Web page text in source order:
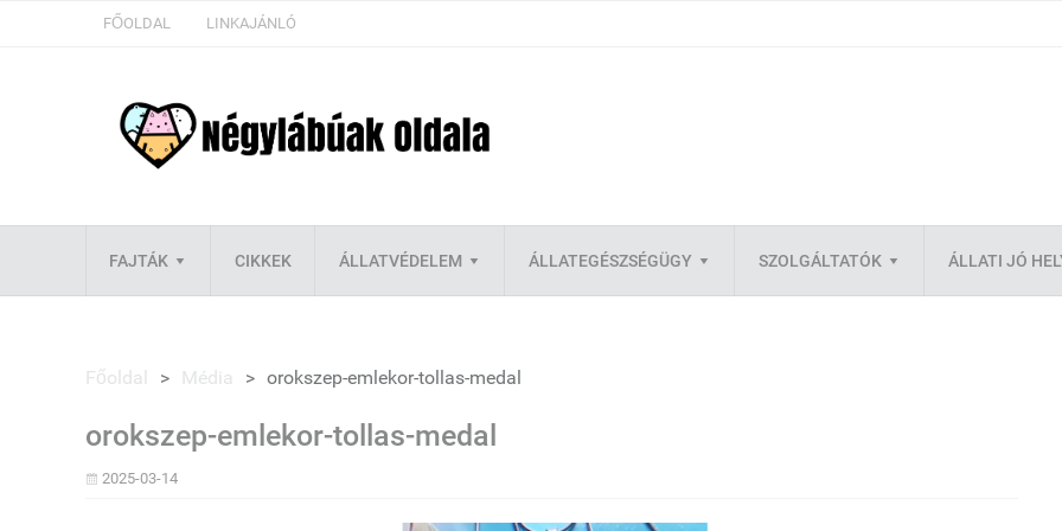
FŐOLDAL LINKAJÁNLÓ
FAJTÁK CIKKEK ÁLLATVÉDELEM ÁLLATEGÉSZSÉGÜGY SZOLGÁLTATÓK ÁLLATI JÓ
Főoldal > Média > orokszep-emlekor-tollas-medal
orokszep-emlekor-tollas-medal
2025-03-14